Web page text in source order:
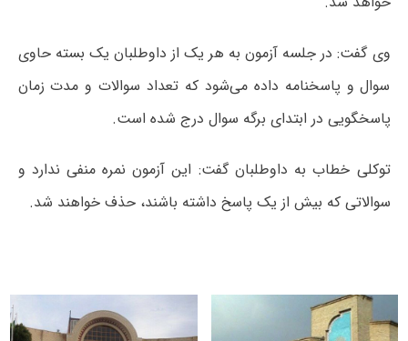
وی گفت:‌ در جلسه آزمون به هر یک از داوطلبان یک بسته حاوی
سوال و پاسخنامه داده می‌شود که تعداد سوالات و مدت زمان
پاسخگویی در ابتدای برگه سوال درج شده است.
توکلی خطاب به داوطلبان گفت: این آزمون نمره منفی ندارد و
سوالاتی که بیش از یک پاسخ داشته باشند، حذف خواهند شد.